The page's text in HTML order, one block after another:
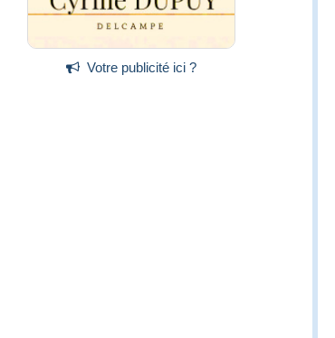
Votre publicité ici ?